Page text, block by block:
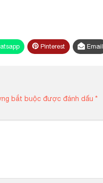
Pinterest Email
bắt buộc được đánh dấu *